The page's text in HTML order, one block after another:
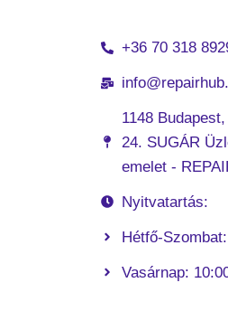
+36 70 318
1148
24. SUGÁR
emelet -
Nyitvatartás:
Hétfő-
Vasárnap: